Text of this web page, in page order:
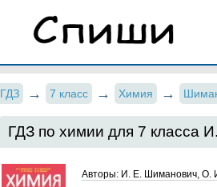
ГДЗ 7 класс Химия
ГДЗ по химии для 7 класса
Авторы: И. Е. Шиманович, О.